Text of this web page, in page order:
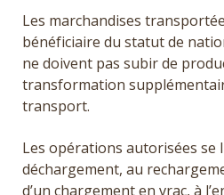
Les marchandises
bénéficiaire du statut de
ne doivent pas subir de
transformation
transport.
Les opérations autorisées se
déchargement, au
d’un chargement en vrac, à